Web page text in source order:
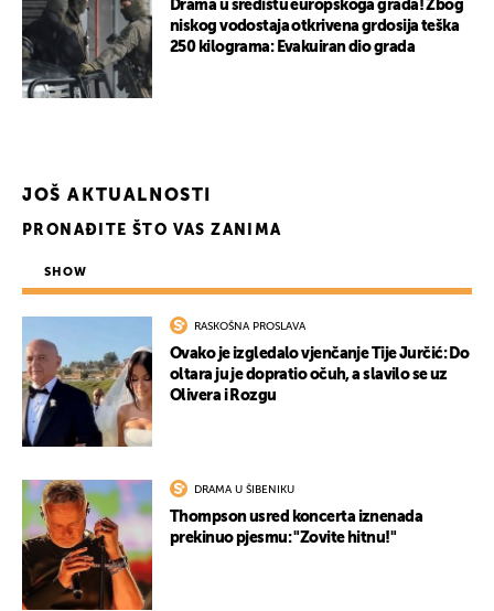
Drama u središtu europskoga grada! Zbog
niskog vodostaja otkrivena grdosija teška
250 kilograma: Evakuiran dio grada
JOŠ AKTUALNOSTI
PRONAĐITE ŠTO VAS ZANIMA
SHOW
RASKOŠNA PROSLAVA
Ovako je izgledalo vjenčanje Tije Jurčić: Do
oltara ju je dopratio očuh, a slavilo se uz
Olivera i Rozgu
DRAMA U ŠIBENIKU
Thompson usred koncerta iznenada
prekinuo pjesmu: "Zovite hitnu!"